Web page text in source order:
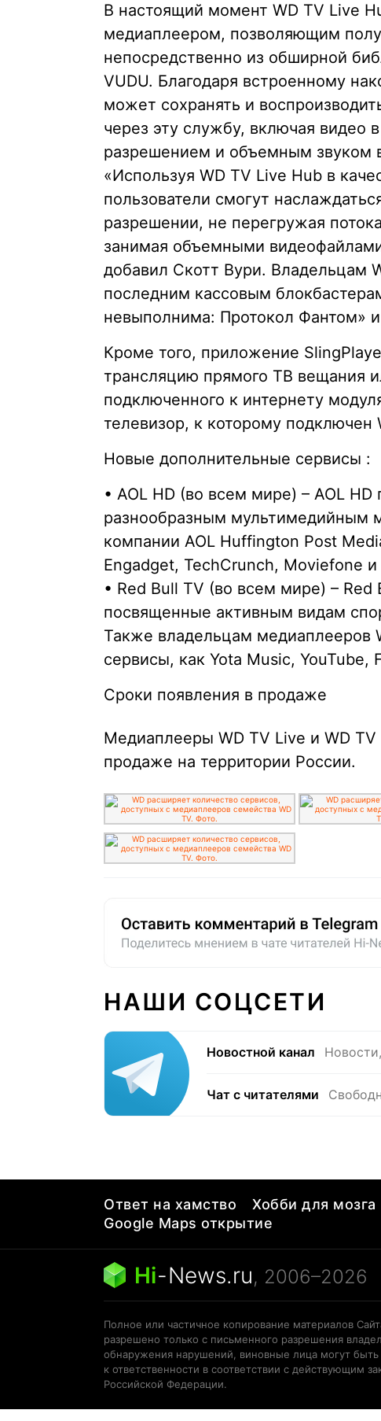
В настоящий момент WD TV Live
медиаплеером, позволяющим
непосредственно из обширной
VUDU. Благодаря встроенному
может сохранять и
через эту службу, включая видео
разрешением и объемным звуком
«Используя WD TV Live Hub в
пользователи смогут
разрешении, не перегружая
занимая объемными
добавил Скотт Вури. Владельцам
последним кассовым
невыполнима: Протокол Фантом»
Кроме того, приложение
трансляцию прямого ТВ вещания
подключенного к интернету
телевизор, к которому подключен
Новые дополнительные сервисы :
• AOL HD (во всем мире) – AOL HD
разнообразным мультимедийным
компании AOL Huffington Post
Engadget, TechCrunch, Moviefone
• Red Bull TV (во всем мире) – Red
посвященные активным видам
Также владельцам медиаплееров
сервисы, как Yota Music, YouTube,
Сроки появления в продаже
Медиаплееры WD TV Live и WD
продаже на территории России.
НАШИ СОЦСЕТИ
Новостной канал
Чат с читателями
Ответ на хамство Хобби для мозга
Google Maps открытие
Hi-News.ru, 2006–2026
Полное или частичное копирование материалов
разрешено только с письменного разрешения
обнаружения нарушений, виновные лица могут
к ответственности в соответствии с действующим
Российской Федерации.